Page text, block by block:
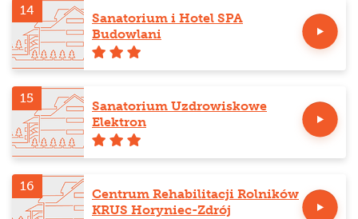
14
Sanatorium i Hotel SPA
Budowlani
15
Sanatorium Uzdrowiskowe
Elektron
16
Centrum Rehabilitacji Rolników
KRUS Horyniec-Zdrój